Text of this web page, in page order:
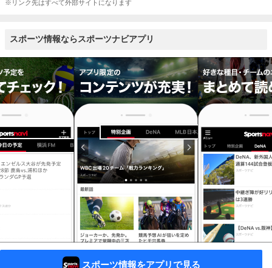
※リンク先はすべて外部サイトになります
スポーツ情報ならスポーツナビアプリ
スポーツ情報をアプリで見る